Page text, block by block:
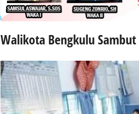
Walikota Bengkulu Sambut